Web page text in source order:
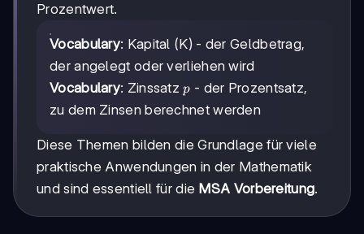
Prozentwert.
Vocabulary: Kapital (K) - der Geldbetrag,
der angelegt oder verliehen wird
Vocabulary: Zinssatzp
p - der Prozentsatz,
zu dem Zinsen berechnet werden
Diese Themen bilden die Grundlage für viele
praktische Anwendungen in der Mathematik
und sind essentiell für die MSA Vorbereitung.